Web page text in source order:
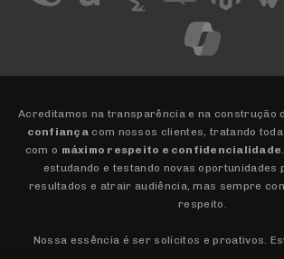
Acreditamos na transparência e na construção
confiançacom nossos clientes, tratando
com o máximo respeito e confidencialidade
estudando e testando novas oportunidades
resultados e atrair audiência, mas sempre
respeito.
Nossa essência é ser solícitos e proativos.